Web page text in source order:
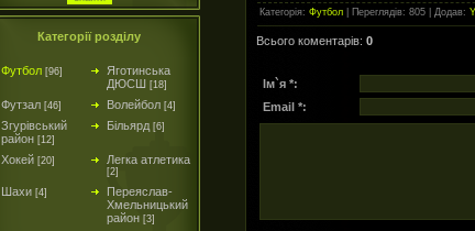
Категорії розділу
Футбол [96]
Яготинська
ДЮСШ [18]
Футзал [46] Волейбол [4]
Згурівський
район [12]
Більярд [6]
Хокей [20] Легка атлетика
[2]
Шахи [4]
Переяслав-
Хмельницький
район [3]
Категорія: Футбол Переглядів: 805 | Додав:
Всього коментарів: 0
Ім`я *:
Email *: